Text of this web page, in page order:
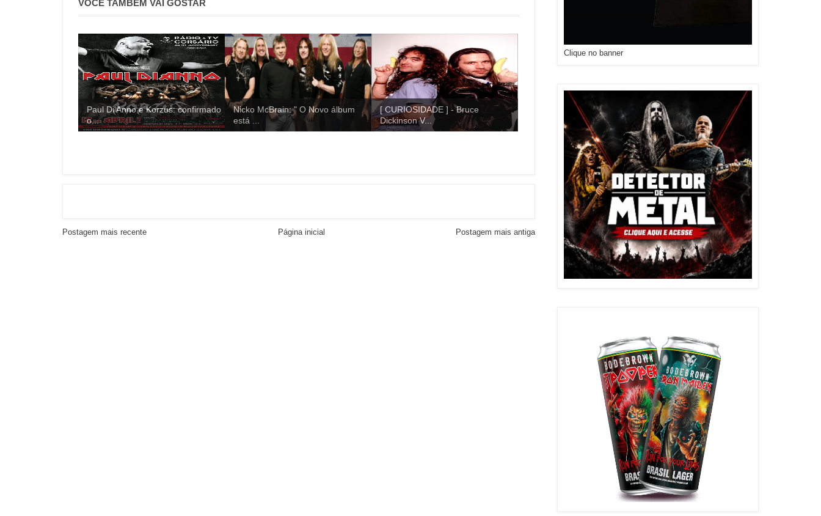
VOCÊ TAMBÉM VAI GOSTAR
Paul Di'Anno e Korzus: confirmado
o...
Nicko McBrain: " O Novo álbum
está ...
[ CURIOSIDADE ] - Bruce
Dickinson V...
Postagem mais recente Postagem mais antiga
Página inicial
Clique no banner